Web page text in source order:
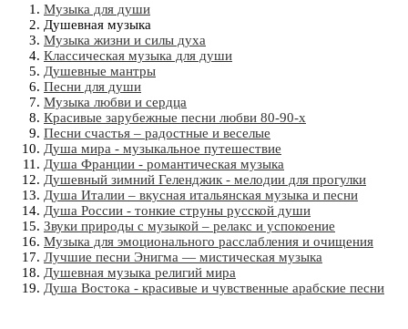
Музыка для души
Душевная музыка
Музыка жизни и силы духа
Классическая музыка для души
Душевные мантры
Песни для души
Музыка любви и сердца
Красивые зарубежные песни любви 80-90-х
Песни счастья – радостные и веселые
Душа мира - музыкальное путешествие
Душа Франции - романтическая музыка
Душевный зимний Геленджик - мелодии для прогулки
Душа Италии – вкусная итальянская музыка и песни
Душа России - тонкие струны русской души
Звуки природы с музыкой – релакс и успокоение
Музыка для эмоционального расслабления и очищения
Лучшие песни Энигма — мистическая музыка
Душевная музыка религий мира
Душа Востока - красивые и чувственные арабские песни